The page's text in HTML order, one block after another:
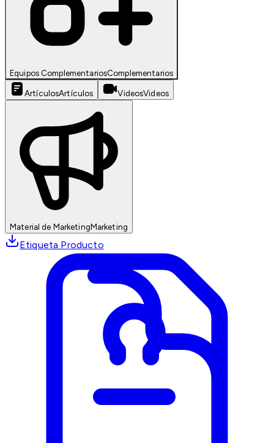
Equipos ComplementariosComplementarios
ArtículosArtículos VideosVideos
Material de MarketingMarketing
Etiqueta Producto